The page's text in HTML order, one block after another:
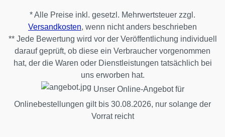
* Alle Preise inkl. gesetzl. Mehrwertsteuer zzgl.
Versandkosten, wenn nicht anders beschrieben
** Jede Bewertung wird vor der Veröffentlichung individuell
darauf geprüft, ob diese ein Verbraucher vorgenommen
hat, der die Waren oder Dienstleistungen tatsächlich bei
uns erworben hat.
Unser Online-Angebot für
Onlinebestellungen gilt bis 30.08.2026, nur solange der
Vorrat reicht